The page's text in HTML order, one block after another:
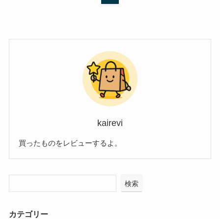
kairevi
買ったものをレビューするよ。
検索
カテゴリー